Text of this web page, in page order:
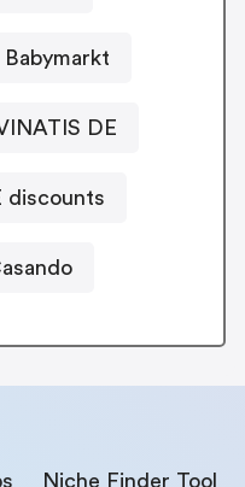
DE
discounts
Niche Finder Tool